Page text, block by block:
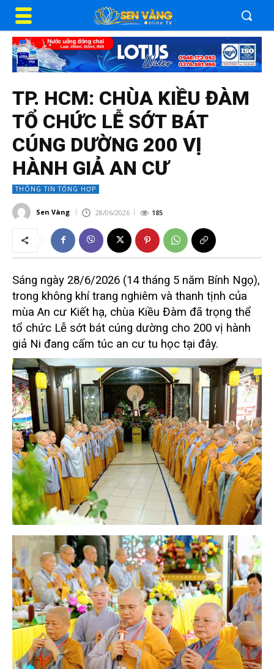
TP. HCM: CHÙA KIỀU ĐÀM
TỔ CHỨC LỄ SỚT BÁT
CÚNG DƯỜNG 200 VỊ
HÀNH GIẢ AN CƯ
THÔNG TIN TỔNG HỢP
Sen Vàng 28/06/2026 185
Sáng ngày 28/6/2026 (14 tháng 5 năm Bính Ngọ),
trong không khí trang nghiêm và thanh tịnh của
mùa An cư Kiết hạ, chùa Kiều Đàm đã trọng thể
tổ chức Lễ sớt bát cúng dường cho 200 vị hành
giả Ni đang cấm túc an cư tu học tại đây.